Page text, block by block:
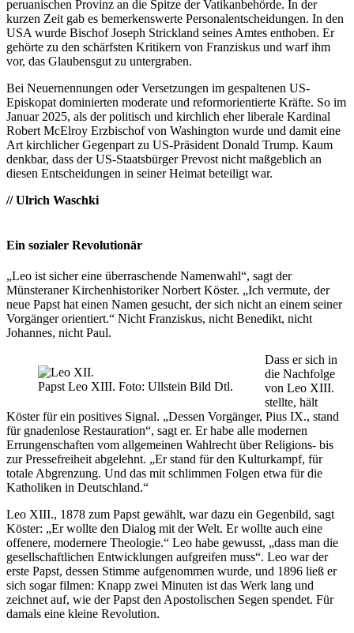
peruanischen Provinz an die Spitze der Vatikanbehörde. In der
kurzen Zeit gab es bemerkenswerte Personalentscheidungen. In den
USA wurde Bischof Joseph Strickland seines Amtes enthoben. Er
gehörte zu den schärfsten Kritikern von Franziskus und warf ihm
vor, das Glaubensgut zu untergraben.
Bei Neuernennungen oder Versetzungen im gespaltenen US-
Episkopat dominierten moderate und reformorientierte Kräfte. So im
Januar 2025, als der politisch und kirchlich eher liberale Kardinal
Robert McElroy Erzbischof von Washington wurde und damit eine
Art kirchlicher Gegenpart zu US-Präsident Donald Trump. Kaum
denkbar, dass der US-Staatsbürger Prevost nicht maßgeblich an
diesen Entscheidungen in seiner Heimat beteiligt war.
// Ulrich Waschki
Ein sozialer Revolutionär
„Leo ist sicher eine überraschende Namenwahl“, sagt der
Münsteraner Kirchenhistoriker Norbert Köster. „Ich vermute, der
neue Papst hat einen Namen gesucht, der sich nicht an einem seiner
Vorgänger orientiert.“ Nicht Franziskus, nicht Benedikt, nicht
Johannes, nicht Paul.
Papst Leo XIII. Foto: Ullstein Bild Dtl.
Dass er sich in
die Nachfolge
von Leo XIII.
stellte, hält
Köster für ein positives Signal. „Dessen Vorgänger, Pius IX., stand
für gnadenlose Restauration“, sagt er. Er habe alle modernen
Errungenschaften vom allgemeinen Wahlrecht über Religions- bis
zur Pressefreiheit abgelehnt. „Er stand für den Kulturkampf, für
totale Abgrenzung. Und das mit schlimmen Folgen etwa für die
Katholiken in Deutschland.“
Leo XIII., 1878 zum Papst gewählt, war dazu ein Gegenbild, sagt
Köster: „Er wollte den Dialog mit der Welt. Er wollte auch eine
offenere, modernere Theologie.“ Leo habe gewusst, „dass man die
gesellschaftlichen Entwicklungen aufgreifen muss“. Leo war der
erste Papst, dessen Stimme aufgenommen wurde, und 1896 ließ er
sich sogar filmen: Knapp zwei Minuten ist das Werk lang und
zeichnet auf, wie der Papst den Apostolischen Segen spendet. Für
damals eine kleine Revolution.